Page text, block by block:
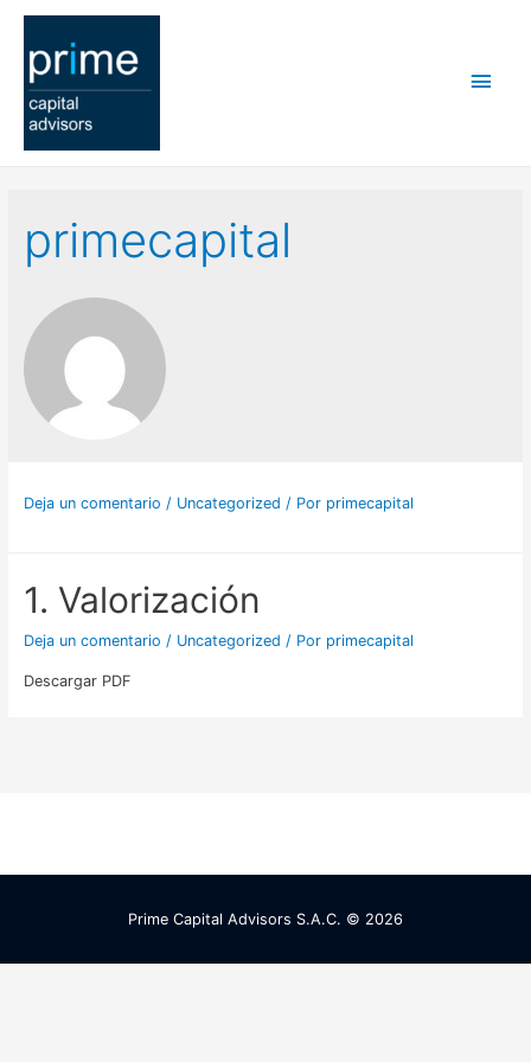
primecapital
Deja un comentario / Uncategorized / Por primecapital
1. Valorización
Deja un comentario / Uncategorized / Por primecapital
Descargar PDF
Prime Capital Advisors S.A.C. © 2026